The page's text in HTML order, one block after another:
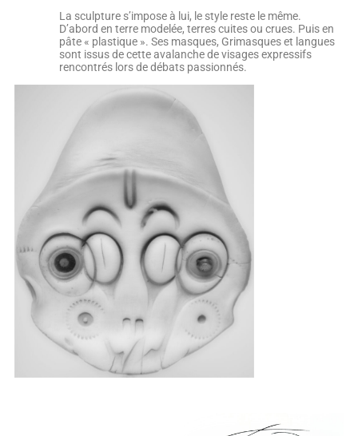
La sculpture s’impose à lui, le style reste le même.
D’abord en terre modelée, terres cuites ou crues. Puis en
pâte « plastique ». Ses masques, Grimasques et langues
sont issus de cette avalanche de visages expressifs
rencontrés lors de débats passionnés.